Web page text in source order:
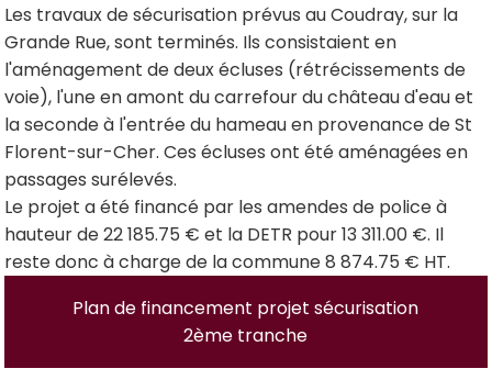
Les travaux de sécurisation prévus au Coudray, sur la
Grande Rue, sont terminés. Ils consistaient en
l'aménagement de deux écluses (rétrécissements de
voie), l'une en amont du carrefour du château d'eau et
la seconde à l'entrée du hameau en provenance de St
Florent-sur-Cher. Ces écluses ont été aménagées en
passages surélevés.
Le projet a été financé par les amendes de police à
hauteur de 22 185.75 € et la DETR pour 13 311.00 €. Il
reste donc à charge de la commune 8 874.75 € HT.
Plan de financement projet sécurisation
2ème tranche